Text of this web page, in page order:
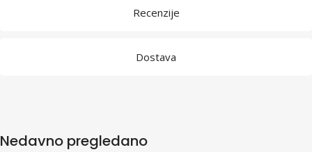
Recenzije
Dostava
Nedavno pregledano